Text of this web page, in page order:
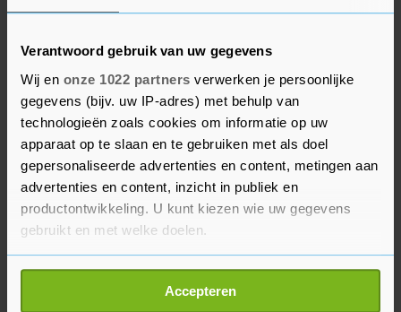
Verantwoord gebruik van uw gegevens
Wij en onze 1022 partners verwerken je persoonlijke
gegevens (bijv. uw IP-adres) met behulp van
technologieën zoals cookies om informatie op uw
apparaat op te slaan en te gebruiken met als doel
gepersonaliseerde advertenties en content, metingen aan
advertenties en content, inzicht in publiek en
productontwikkeling. U kunt kiezen wie uw gegevens
gebruikt en met welke doelen.
Als u het toestaat, willen we ook graag:
Informatie verzamelen over uw geografische
Accepteren